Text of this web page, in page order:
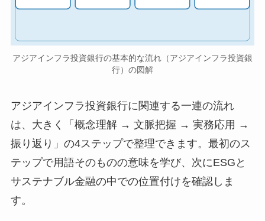
アジアインフラ投資銀行の基本的な流れ（アジアインフラ投資銀
行）の図解
アジアインフラ投資銀行に関連する一連の流れ
は、大きく「概念理解 → 文脈把握 → 実務応用 →
振り返り」の4ステップで整理できます。最初のス
テップで用語そのものの意味を学び、次にESGと
サステナブル金融の中での位置付けを確認しま
す。